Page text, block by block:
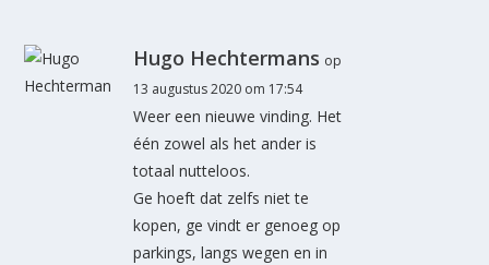
Hugo Hechtermans op
13 augustus 2020 om 17:54
Weer een nieuwe vinding. Het
één zowel als het ander is
totaal nutteloos.
Ge hoeft dat zelfs niet te
kopen, ge vindt er genoeg op
parkings, langs wegen en in